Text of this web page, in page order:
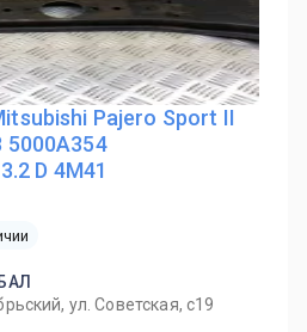
Pajero Sport II
5000A354
D 4M41
ул. Советская, с19